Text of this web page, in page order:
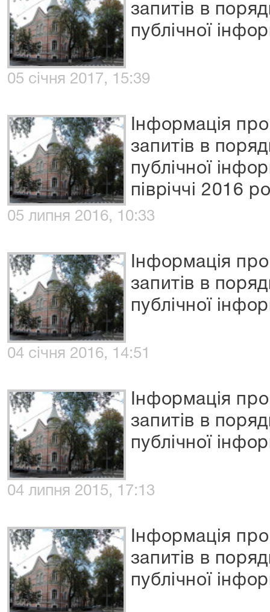
запитів в
публічної
05 січня 2017, 15:39
Інформація
запитів в
публічної
півріччі 2016
05 липня 2016, 10:33
Інформація
запитів в
публічної
04 січня 2016, 14:51
Інформація
запитів в
публічної
04 липня 2015, 17:13
Інформація
запитів в
публічної